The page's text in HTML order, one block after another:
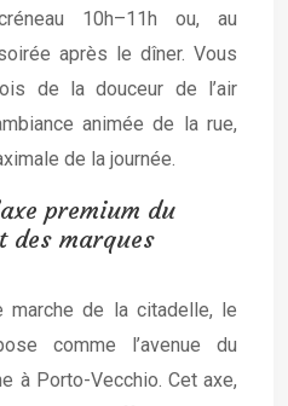
10h–11h ou, au
après le dîner. Vous
de la douceur de l’air
animée de la rue,
de la journée.
premium du
des marques
marche de la citadelle, le
comme l’avenue du
à Porto-Vecchio. Cet axe,